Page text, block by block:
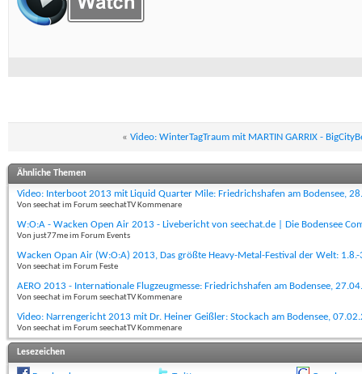
« Video: WinterTagTraum mit MARTIN GARRIX -
Ähnliche Themen
Video: Interboot 2013 mit Liquid Quarter Mile: Friedrichshafen am Bodensee,
Von seechat im Forum seechatTV Kommenare
W:O:A - Wacken Open Air 2013 - Livebericht von seechat.de | Die Bodensee
Von just77me im Forum Events
Wacken Opan Air (W:O:A) 2013, Das größte Heavy-Metal-Festival der Welt:
Von seechat im Forum Feste
AERO 2013 - Internationale Flugzeugmesse: Friedrichshafen am Bodensee,
Von seechat im Forum seechatTV Kommenare
Video: Narrengericht 2013 mit Dr. Heiner Geißler: Stockach am Bodensee,
Von seechat im Forum seechatTV Kommenare
Lesezeichen